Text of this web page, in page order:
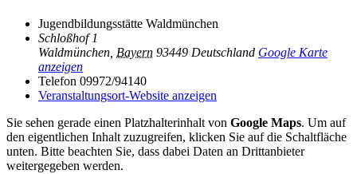
Jugendbildungsstätte Waldmünchen
Schloßhof 1
Waldmünchen Bayern 93449 Deutschland Google Karte
anzeigen
Telefon 09972/94140
Veranstaltungsort-Website anzeigen
Sie sehen gerade einen Platzhalterinhalt von Google Maps. Um auf
den eigentlichen Inhalt zuzugreifen, klicken Sie auf die Schaltfläche
unten. Bitte beachten Sie, dass dabei Daten an Drittanbieter
weitergegeben werden.